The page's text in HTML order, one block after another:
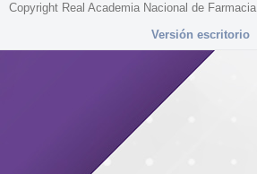
Copyright Real Academia Nacional de
Versión escritorio